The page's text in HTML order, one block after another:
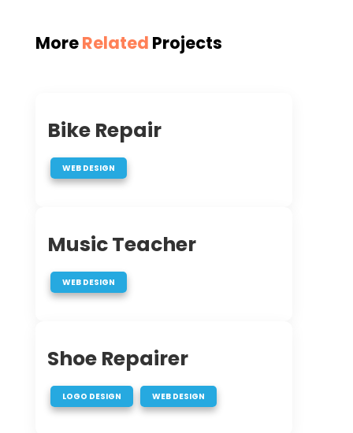
MoreRelated Projects
Bike Repair
WEB DESIGN
Music Teacher
WEB DESIGN
Shoe Repairer
LOGO DESIGN
,
WEB DESIGN